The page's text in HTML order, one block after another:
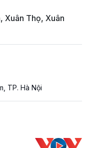
Xuân Thọ, Xuân
TP. Hà Nội